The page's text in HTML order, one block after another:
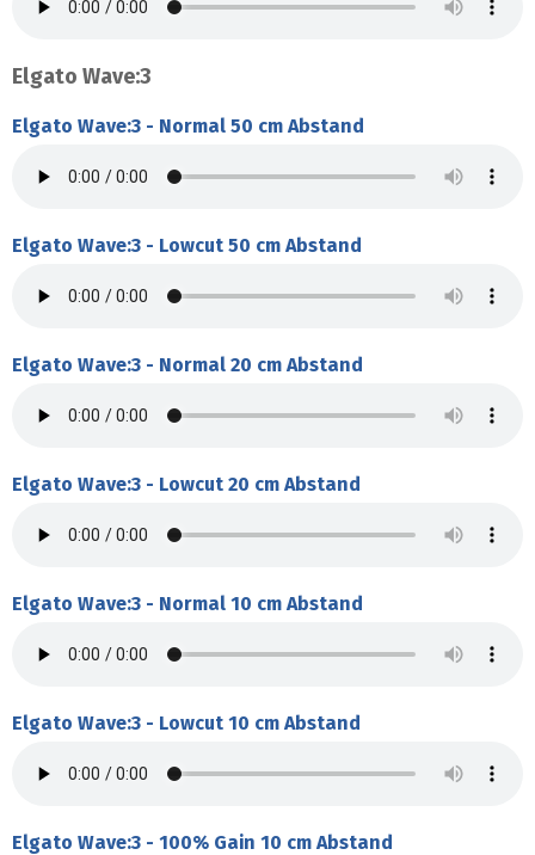
Elgato Wave:3
Elgato Wave:3 - Normal 50 cm Abstand
Elgato Wave:3 - Lowcut 50 cm Abstand
Elgato Wave:3 - Normal 20 cm Abstand
Elgato Wave:3 - Lowcut 20 cm Abstand
Elgato Wave:3 - Normal 10 cm Abstand
Elgato Wave:3 - Lowcut 10 cm Abstand
Elgato Wave:3 - 100% Gain 10 cm Abstand